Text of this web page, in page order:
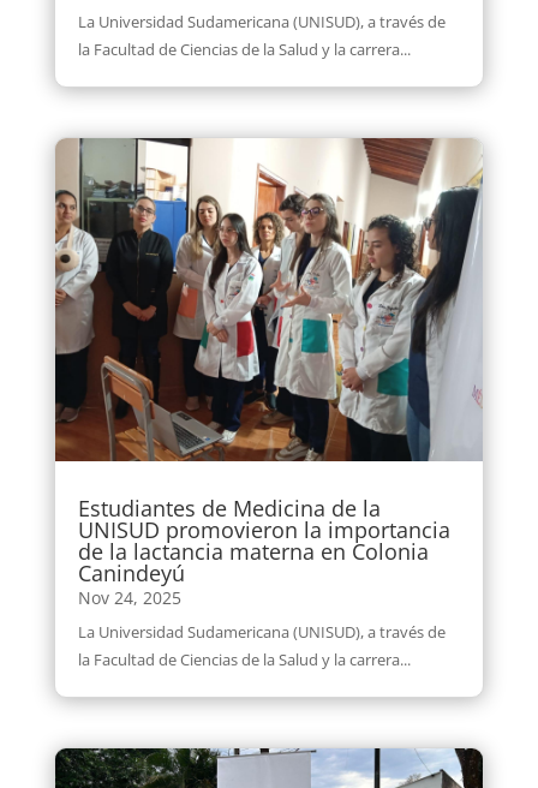
La Universidad Sudamericana (UNISUD), a través de
la Facultad de Ciencias de la Salud y la carrera...
Estudiantes de Medicina de la
UNISUD promovieron la importancia
de la lactancia materna en Colonia
Canindeyú
Nov 24, 2025
La Universidad Sudamericana (UNISUD), a través de
la Facultad de Ciencias de la Salud y la carrera...